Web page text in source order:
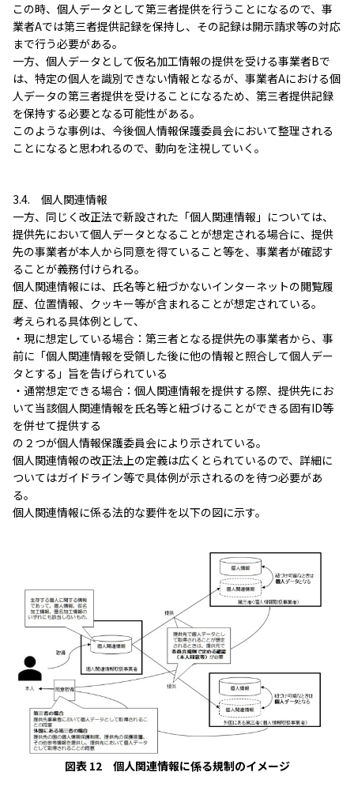
この時、個人データとして第三者提供を行うことになるので、事
業者Aでは第三者提供記録を保持し、その記録は開示請求等の対応
まで行う必要がある。
一方、個人データとして仮名加工情報の提供を受ける事業者Bで
は、特定の個人を識別できない情報となるが、事業者Aにおける個
人データの第三者提供を受けることになるため、第三者提供記録
を保持する必要となる可能性がある。
このような事例は、今後個人情報保護委員会において整理される
ことになると思われるので、動向を注視していく。
3.4. 個人関連情報
一方、同じく改正法で新設された「個人関連情報」については、
提供先において個人データとなることが想定される場合に、提供
先の事業者が本人から同意を得ていること等を、事業者が確認す
ることが義務付けられる。
個人関連情報には、氏名等と紐づかないインターネットの閲覧履
歴、位置情報、クッキー等が含まれることが想定されている。
考えられる具体例として、
・現に想定している場合：第三者となる提供先の事業者から、事
前に「個人関連情報を受領した後に他の情報と照合して個人デー
タとする」旨を告げられている
・通常想定できる場合：個人関連情報を提供する際、提供先にお
いて当該個人関連情報を氏名等と紐づけることができる固有ID等
を併せて提供する
の２つが個人情報保護委員会により示されている。
個人関連情報の改正法上の定義は広くとられているので、詳細に
ついてはガイドライン等で具体例が示されるのを待つ必要があ
る。
個人関連情報に係る法的な要件を以下の図に示す。
図表 12 個人関連情報に係る規制のイメージ